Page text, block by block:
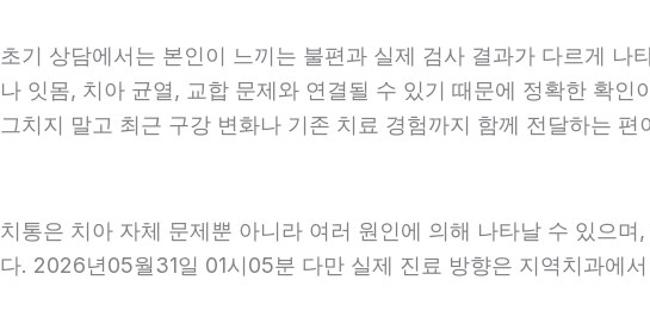
초기 상담에서는 본인이 느끼는 불편과 실제 검사 결과가 다르게
나 잇몸, 치아 균열, 교합 문제와 연결될 수 있기 때문에 정확한 확
그치지 말고 최근 구강 변화나 기존 치료 경험까지 함께 전달하는
치통은 치아 자체 문제뿐 아니라 여러 원인에 의해 나타날 수 있으
다. 2026년05월31일 01시05분 다만 실제 진료 방향은 지역치과에